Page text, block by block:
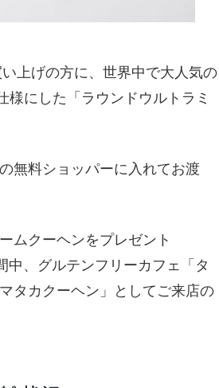
上げの方に、世界中で大人気の
にした「ラウンドウルトラミ
無料ショッパーに入れてお渡
ムクーヘンをプレゼント
中、グルテンフリーカフェ「タ
タカクーヘン」としてご来店の